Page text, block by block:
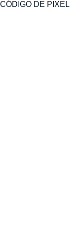
CÓDIGO DE PIXEL